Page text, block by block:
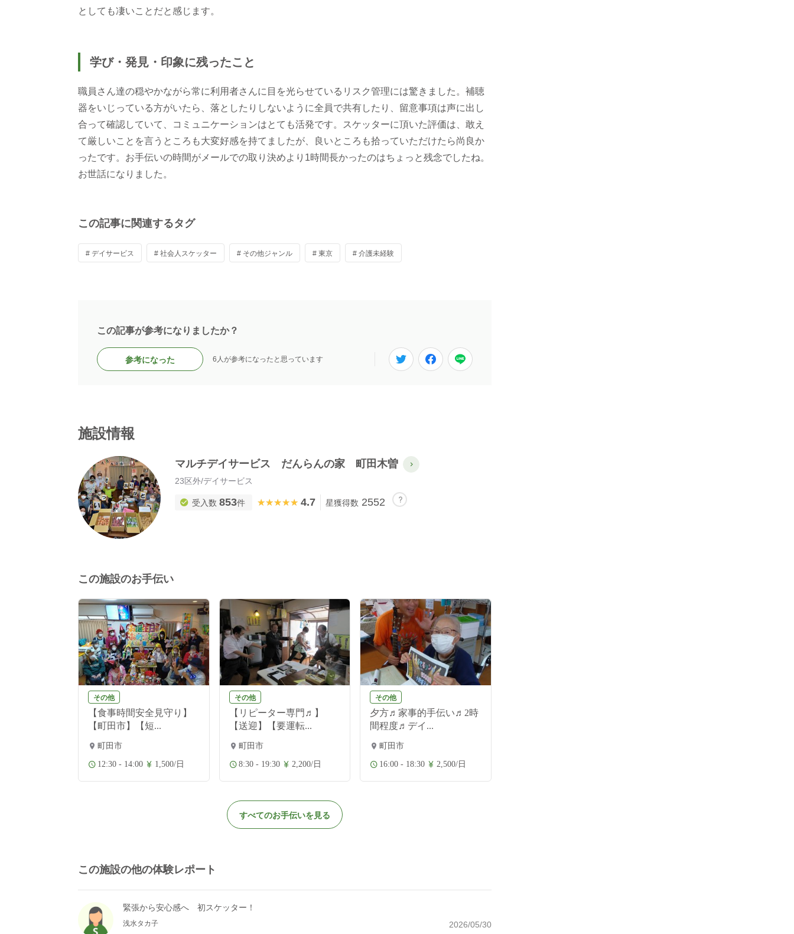
としても凄いことだと感じます。
学び・発見・印象に残ったこと
職員さん達の穏やかながら常に利用者さんに目を光らせているリスク管理には驚きました。補聴
器をいじっている方がいたら、落としたりしないように全員で共有したり、留意事項は声に出し
合って確認していて、コミュニケーションはとても活発です。スケッターに頂いた評価は、敢え
て厳しいことを言うところも大変好感を持てましたが、良いところも拾っていただけたら尚良か
ったです。お手伝いの時間がメールでの取り決めより1時間長かったのはちょっと残念でしたね。
お世話になりました。
この記事に関連するタグ
# デイサービス # 社会人スケッター # その他ジャンル # 東京 # 介護未経験
この記事が参考になりましたか？
参考になった 6人が参考になったと思っています
施設情報
マルチデイサービス だんらんの家 町田木曽
23区外/デイサービス
受入数 853件 ★★★★★
★★★★★ 4.7 星獲得数 2552
この施設のお手伝い
その他
【食事時間安全見守り】
【町田市】【短...
町田市
12:30 - 14:00 1,500/日
その他
【リピーター専門♬】
【送迎】【要運転...
町田市
8:30 - 19:30 2,200/日
その他
夕方♬家事的手伝い♬2時
間程度♬デイ...
町田市
16:00 - 18:30 2,500/日
すべてのお手伝いを見る
この施設の他の体験レポート
緊張から安心感へ 初スケッター！
浅水タカ子 2026/05/30